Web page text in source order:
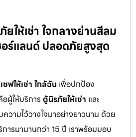
ยให้เช่า ใจกลางย่านสีลม
ร์แลนด์ ปลอดภัยสูงสุด
ซฟให้เช่า ใกล้ฉัน เพื่อปกป้อง
ผู้ให้บริการ ตู้นิรภัยให้เช่า และ
วามไว้วางใจมาอย่างยาวนาน ด้วย
ารมานานกว่า 15 ปี เราพร้อมมอบ